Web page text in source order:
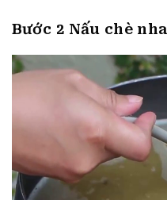
Bước 2 Nấu chè